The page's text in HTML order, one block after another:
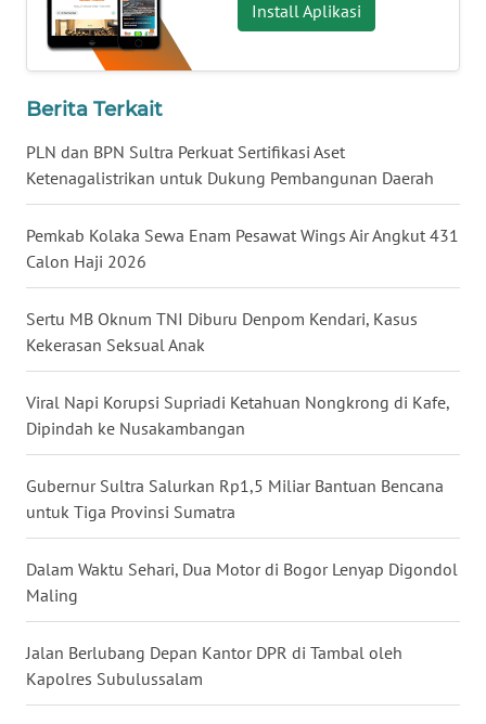
Install Aplikasi
Berita Terkait
PLN dan BPN Sultra Perkuat Sertifikasi Aset
Ketenagalistrikan untuk Dukung Pembangunan Daerah
Pemkab Kolaka Sewa Enam Pesawat Wings Air Angkut 431
Calon Haji 2026
Sertu MB Oknum TNI Diburu Denpom Kendari, Kasus
Kekerasan Seksual Anak
Viral Napi Korupsi Supriadi Ketahuan Nongkrong di Kafe,
Dipindah ke Nusakambangan
Gubernur Sultra Salurkan Rp1,5 Miliar Bantuan Bencana
untuk Tiga Provinsi Sumatra
Dalam Waktu Sehari, Dua Motor di Bogor Lenyap Digondol
Maling
Jalan Berlubang Depan Kantor DPR di Tambal oleh
Kapolres Subulussalam
WN
KALTARA
KALSEL
WN
KALTIM
WN
SULSEL
WN
GORONTALO
WN
WN
WN